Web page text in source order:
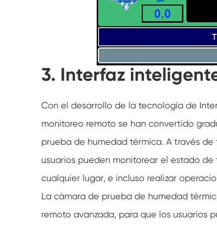
3. Interfaz
Con el desarrollo de la tecnología de
monitoreo remoto se han convertido
prueba de humedad térmica. A través
usuarios pueden monitorear el estado
cualquier lugar, e incluso realizar
La cámara de prueba de humedad
remoto avanzada, para que los usuarios